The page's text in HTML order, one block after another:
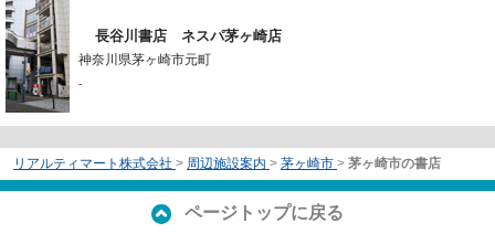
長谷川書店 ネスパ茅ヶ崎店
神奈川県茅ヶ崎市元町
-
リアルティマート株式会社 > 周辺施設案内 > 茅ヶ崎市 > 茅ヶ崎市の書店
ページトップに戻る